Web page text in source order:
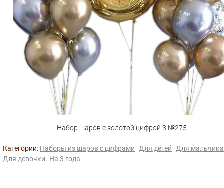
Набор шаров с золотой цифрой 3 №275
Категории: Наборы из шаров с цифрами Для детей
Для мальчика
Для девочки
На 3 года